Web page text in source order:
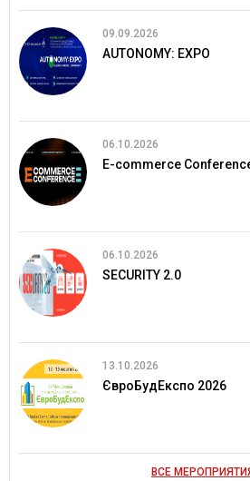
09.09.2026
AUTONOMY: EXPO
06.10.2026
E-commerce
06.10.2026
SECURITY 2.0
13.10.2026
ЄвроБудЕкспо 2026
ВСЕ